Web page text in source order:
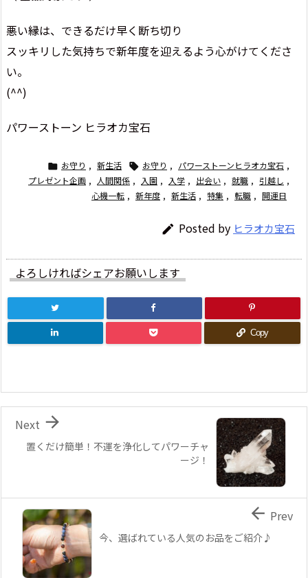
悪い縁は、できるだけ早く断ち切り
スッキリした気持ちで新年度を迎えるよう心がけてくださ
い。
(^^)
パワーストーン ヒラオカ宝石
 お守り , 新生活  お守り , パワーストーンヒラオカ宝石 ,
プレゼント企画 , 人間関係 , 入園 , 入学 , 出会い , 就職 , 引越し ,
心機一転 , 新年度 , 新生活 , 特集 , 転職 , 開運日
 Posted by ヒラオカ宝石
よろしければシェアお願いします
Copy
置くだけ簡単！不運を浄化してパワーチャ
ージ！

Next
今、選ばれている人気のお品をご紹介♪
 Prev